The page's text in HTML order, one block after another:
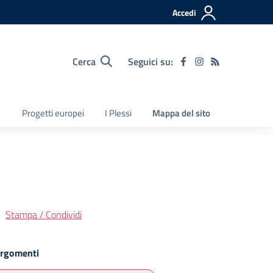
Accedi
Cerca Seguici su:
Progetti europei I Plessi Mappa del sito
Stampa / Condividi